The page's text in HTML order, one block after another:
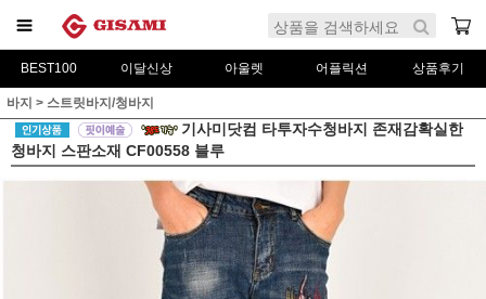
BEST100 이달신상 아울렛 어플릭션 상품후기
바지 > 스트릿바지/청바지
기사미닷컴 타투자수청바지 존재감확실한
청바지 스판소재 CF00558 블루